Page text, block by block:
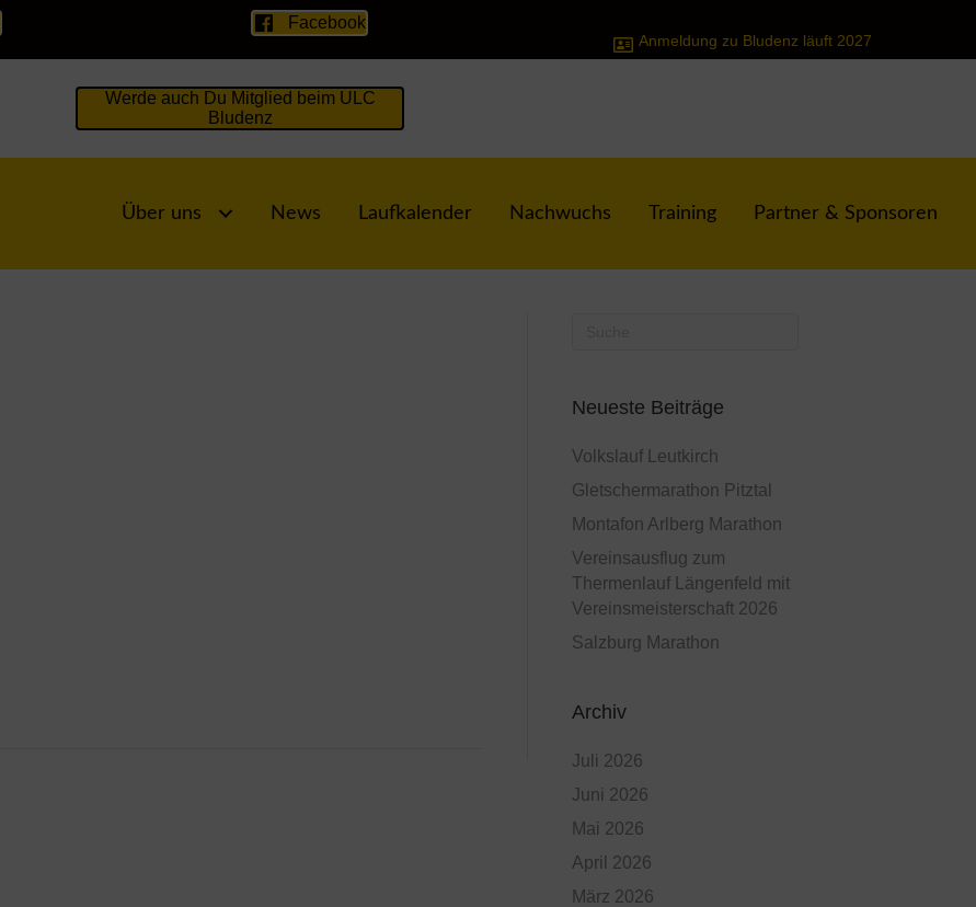
Facebook
Anmeldung zu Bludenz läuft 2027
Werde auch Du Mitglied beim ULC
Bludenz
Über uns News Laufkalender Nachwuchs Training Partner & Sponsoren
Neueste Beiträge
Volkslauf Leutkirch
Gletschermarathon Pitztal
Montafon Arlberg Marathon
Vereinsausflug zum
Thermenlauf Längenfeld mit
Vereinsmeisterschaft 2026
Salzburg Marathon
Archiv
Juli 2026
Juni 2026
Mai 2026
April 2026
März 2026